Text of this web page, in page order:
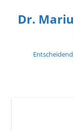
springen
Dr.